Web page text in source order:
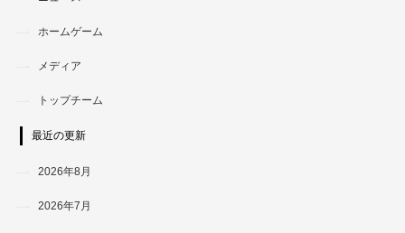
ホームゲーム
メディア
トップチーム
最近の更新
2026年8月
2026年7月